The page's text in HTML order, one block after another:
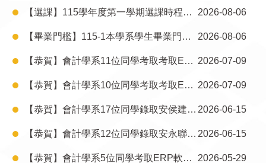
【選課】115學年度第一學期選課時程及會計學系人工特殊選課處理作業 2026-08-06
【畢業門檻】115-1本學系學生畢業門檻實施辦法之證照採認申請通知，申請至115年9月7日(一)17時止 2026-08-06
【恭賀】會計學系11位同學考取考取ERP 軟體應用師-財務模組SAP S4/HANA 2026-07-09
【恭賀】會計學系10位同學考取考取ERP 軟體應用師-配銷模組SAP S4/HANA 2026-07-09
【恭賀】會計學系17位同學錄取安侯建業聯合會計師事務所 2026-06-15
【恭賀】會計學系12位同學錄取安永聯合會計師事務所 2026-06-15
【恭賀】會計學系5位同學考取ERP軟體應用師 配銷模組 2026-05-29